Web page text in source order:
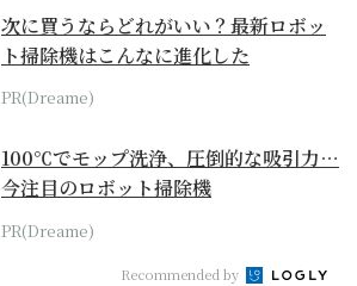
次に買うならどれがいい？最新ロボッ
ト掃除機はこんなに進化した
PR(Dreame)
100℃でモップ洗浄、圧倒的な吸引力…
今注目のロボット掃除機
PR(Dreame)
Recommended by